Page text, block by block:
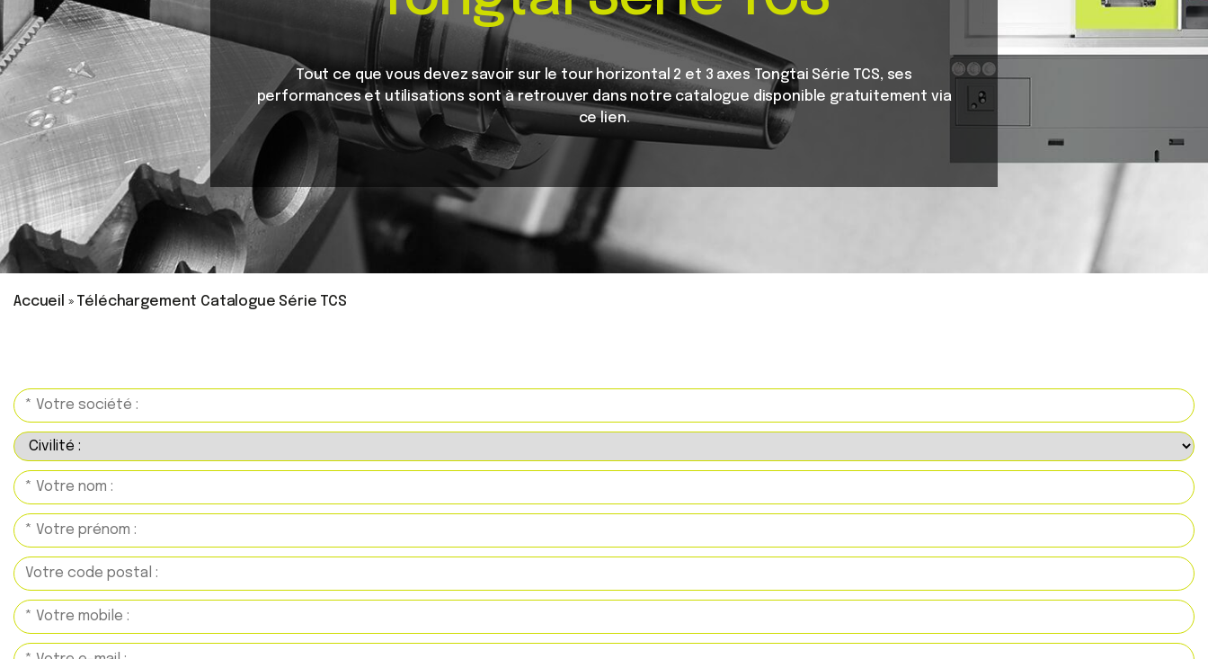
Tout ce que vous devez savoir sur le tour horizontal 2 et 3 axes Tongtai Série TCS, ses
performances et utilisations sont à retrouver dans notre catalogue disponible gratuitement via
ce lien.
Accueil » Téléchargement Catalogue Série TCS